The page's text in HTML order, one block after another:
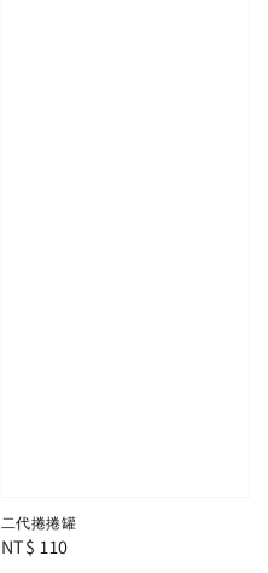
二代捲捲罐
Regular
NT$ 110